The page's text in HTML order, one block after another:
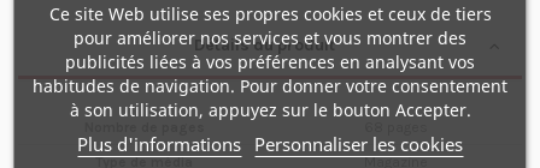
Détails du produit
Type de média Magazine
Ce site Web utilise ses propres cookies et ceux de tiers
pour améliorer nos services et vous montrer des
publicités liées à vos préférences en analysant vos
habitudes de navigation. Pour donner votre consentement
à son utilisation, appuyez sur le bouton Accepter.
Plus d'informations Personnaliser les cookies